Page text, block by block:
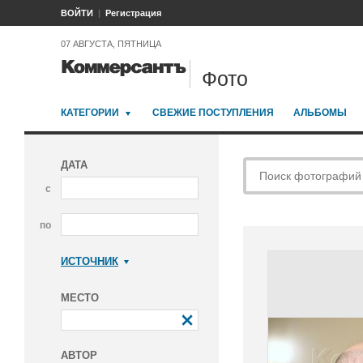
ВОЙТИ Регистрация
07 АВГУСТА, ПЯТНИЦА
Фото
КАТЕГОРИИ СВЕЖИЕ ПОСТУПЛЕНИЯ АЛЬБОМЫ
ДАТА
с
по
ИСТОЧНИК
МЕСТО
АВТОР